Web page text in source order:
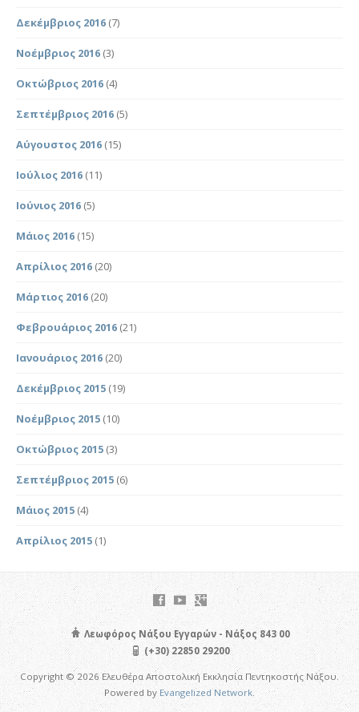
Δεκέμβριος 2016 (7)
Νοέμβριος 2016 (3)
Οκτώβριος 2016 (4)
Σεπτέμβριος 2016 (5)
Αύγουστος 2016 (15)
Ιούλιος 2016 (11)
Ιούνιος 2016 (5)
Μάιος 2016 (15)
Απρίλιος 2016 (20)
Μάρτιος 2016 (20)
Φεβρουάριος 2016 (21)
Ιανουάριος 2016 (20)
Δεκέμβριος 2015 (19)
Νοέμβριος 2015 (10)
Οκτώβριος 2015 (3)
Σεπτέμβριος 2015 (6)
Μάιος 2015 (4)
Απρίλιος 2015 (1)
Λεωφόρος Νάξου Εγγαρών - Νάξος 843 00
(+30) 22850 29200
Copyright © 2026 Ελευθέρα Αποστολική Εκκλησία Πεντηκοστής Νάξου.
Powered byEvangelized Network.